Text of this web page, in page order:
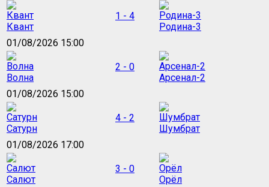
Квант
1 - 4
Родина-3
01/08/2026 15:00
Волна
2 - 0
Арсенал-2
01/08/2026 15:00
Сатурн
4 - 2
Шумбрат
01/08/2026 17:00
Салют
3 - 0
Орёл